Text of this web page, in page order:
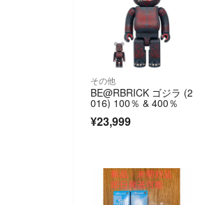
その他
BE@RBRICK ゴジラ (2
016) 100％ & 400％
¥23,999